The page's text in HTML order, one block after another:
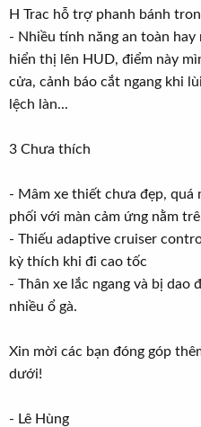
H Trac hỗ trợ phanh bánh
- Nhiều tính năng an toàn
hiển thị lên HUD, điểm này
cửa, cảnh báo cắt ngang khi
lệch làn...
3 Chưa thích
- Mâm xe thiết chưa đẹp, quá
phối với màn cảm ứng nằm
- Thiếu adaptive cruiser
kỳ thích khi đi cao tốc
- Thân xe lắc ngang và bị dao
nhiều ổ gà.
Xin mời các bạn đóng góp
dưới!
- Lê Hùng